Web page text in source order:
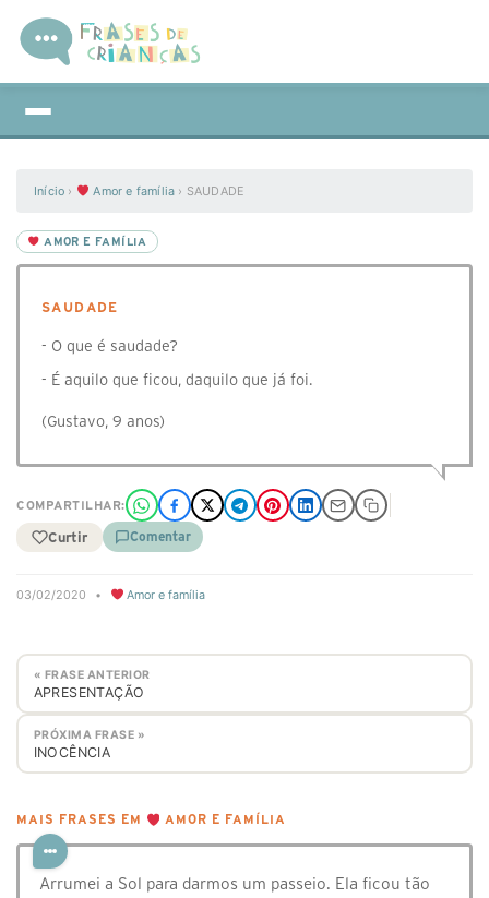
Início › Amor e família › SAUDADE
AMOR E FAMÍLIA
SAUDADE
- O que é saudade?
- É aquilo que ficou, daquilo que já foi.
(Gustavo, 9 anos)
COMPARTILHAR:
Curtir Comentar
03/02/2020 • Amor e família
« FRASE ANTERIOR
APRESENTAÇÃO
PRÓXIMA FRASE »
INOCÊNCIA
MAIS FRASES EM AMOR E FAMÍLIA
Arrumei a Sol para darmos um passeio. Ela ficou tão